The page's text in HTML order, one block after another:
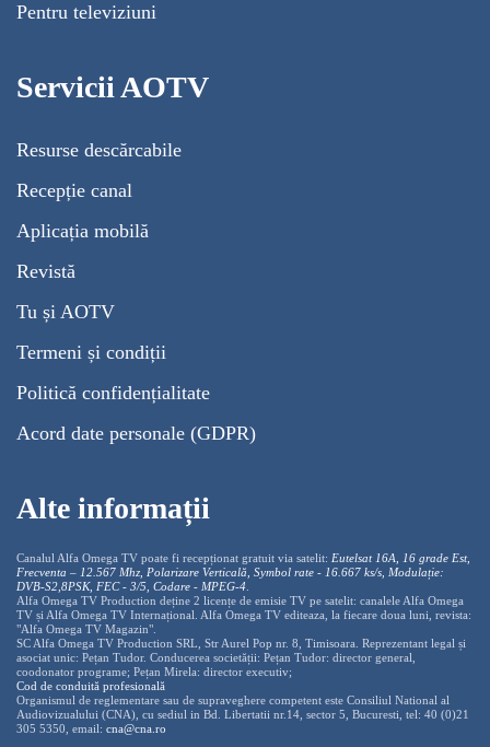
Pentru televiziuni
Servicii AOTV
Resurse descărcabile
Recepție canal
Aplicația mobilă
Revistă
Tu și AOTV
Termeni și condiții
Politică confidențialitate
Acord date personale (GDPR)
Alte informații
Canalul Alfa Omega TV poate fi recepționat gratuit via satelit: Eutelsat 16A, 16 grade Est,
Frecventa – 12.567 Mhz, Polarizare Verticală, Symbol rate - 16.667 ks/s, Modulație:
DVB-S2,8PSK, FEC - 3/5, Codare - MPEG-4
Alfa Omega TV Production deține 2 licențe de emisie TV pe satelit: canalele Alfa Omega
TV și Alfa Omega TV Internațional. Alfa Omega TV editeaza, la fiecare doua luni, revista:
"Alfa Omega TV Magazin".
SC Alfa Omega TV Production SRL, Str Aurel Pop nr. 8, Timisoara. Reprezentant legal și
asociat unic: Pețan Tudor. Conducerea societății: Pețan Tudor: director general,
coodonator programe; Pețan Mirela: director executiv;
Cod de conduită profesională
Organismul de reglementare sau de supraveghere competent este Consiliul National al
Audiovizualului (CNA), cu sediul in Bd. Libertatii nr.14, sector 5, Bucuresti, tel: 40 (0)21
305 5350, email: cna@cna.ro